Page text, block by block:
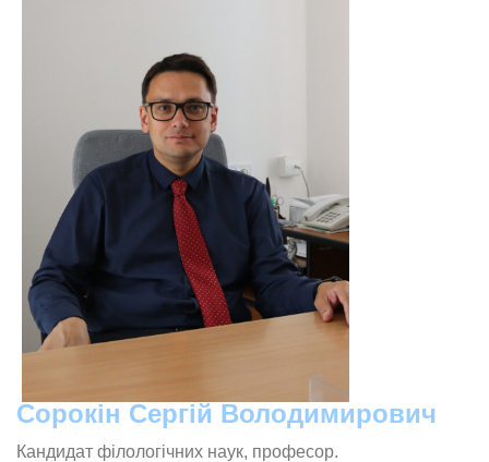
Сорокін Сергій Володимирович
Кандидат філологічних наук, професор.